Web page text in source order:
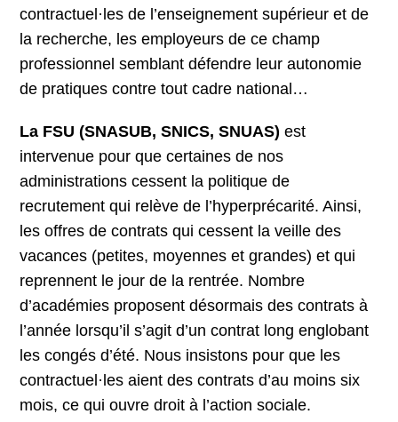
contractuel·les de l’enseignement supérieur et de
la recherche, les employeurs de ce champ
professionnel semblant défendre leur autonomie
de pratiques contre tout cadre national…
La FSU (SNASUB, SNICS, SNUAS) est
intervenue pour que certaines de nos
administrations cessent la politique de
recrutement qui relève de l’hyperprécarité. Ainsi,
les offres de contrats qui cessent la veille des
vacances (petites, moyennes et grandes) et qui
reprennent le jour de la rentrée. Nombre
d’académies proposent désormais des contrats à
l’année lorsqu’il s’agit d’un contrat long englobant
les congés d’été. Nous insistons pour que les
contractuel·les aient des contrats d’au moins six
mois, ce qui ouvre droit à l’action sociale.